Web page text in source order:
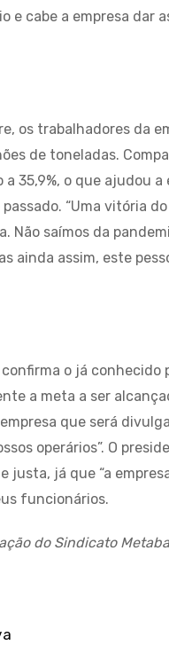
e cabe a empresa dar
os trabalhadores da
de toneladas.
35,9%, o que ajudou a
“Uma vitória
Não saímos da
ainda assim, este
o já
a meta a ser
que será
operários”. O
justa, já que “a
funcionários.
do Sindicato